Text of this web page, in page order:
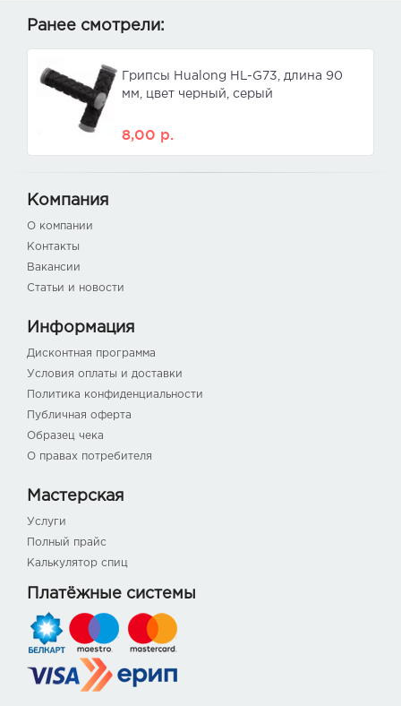
Ранее смотрели:
Грипсы Hualong HL-G73, длина 90
мм, цвет черный, серый
8,00 р.
Компания
О компании
Контакты
Вакансии
Статьи и новости
Информация
Дисконтная программа
Условия оплаты и доставки
Политика конфиденциальности
Публичная оферта
Образец чека
О правах потребителя
Мастерская
Услуги
Полный прайс
Калькулятор спиц
Платёжные системы